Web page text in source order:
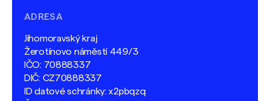
ADRESA
Jihomoravský kraj
Žerotínovo náměstí 449/3
IČO: 70888337
DIČ: CZ70888337
ID datové schránky: x2pbqzq